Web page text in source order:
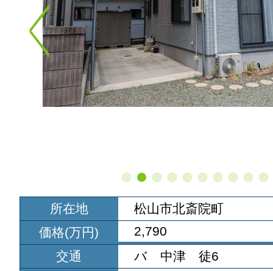
所在地
松山市北斎院町
価格(万円)
2,790
交通
バ 中津 徒6